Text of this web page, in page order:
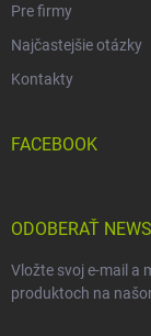
Pre firmy
Najčastejšie otázky
Kontakty
FACEBOOK
ODOBERAŤ
Vložte svoj e-mail a
produktoch na